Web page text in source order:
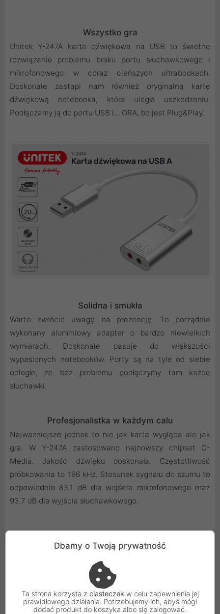
Wszystko gra
Unitek Y-247A karta dźwiękowa na USB to świetne
rozwiązanie problemu braku portu słuchawkowego i
mikrofonowego w coraz cieńszych ultrabookach.
Doskonale zastąpi nam również oryginalną kartę
dźwiękową notebooka, która uległa uszkodzeniu.
Podłączamy ją do portu USB i... GRA, bo jest Plug&Play.
Solidna i smukła
Warto zwrócić uwagę na prezencję. To porządnie
wykonany aluminiowy adapter o bardzo niewielkich
wymiarach. Doskonale pasuje do większości
wypasionych notebooków. Porty są na tyle od siebie
odległe, że bez problemu podłączymy tam każde
słuchawki.
Profesjonalistka w każdym calu
Najważniejsze jednak to nie jak karta wygląda ale jak
gra. W Y-247A zastosowano najnowszy chipset C-
Media. Jakość dźwięku doskonała. Częstotliwość
próbkowania to 196 kHz. Stosunek sygnału do szumu to
odpowiednio 83.1 dB dla wejścia mikrofonowego oraz
93.7 dB dla wyjścia słuchawkowego.
Cechy produktu
Zewnętrzne
Interfejs USB
Dbamy o Twoją prywatność
Ta strona korzysta z ciasteczek w celu zapewnienia jej
prawidłowego działania. Potrzebujemy ich, abyś mógł
dodać produkt do koszyka albo się zalogować.